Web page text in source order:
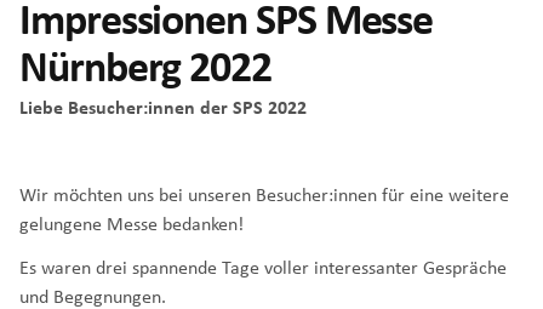
Impressionen SPS Messe
Nürnberg 2022
Liebe Besucher:innen der SPS 2022
Wir möchten uns bei unseren Besucher:innen für eine weitere
gelungene Messe bedanken!
Es waren drei spannende Tage voller interessanter Gespräche
und Begegnungen.